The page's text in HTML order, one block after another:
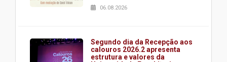
06.08.2026
Segundo dia da Recepção aos
calouros 2026.2 apresenta
estrutura e valores da